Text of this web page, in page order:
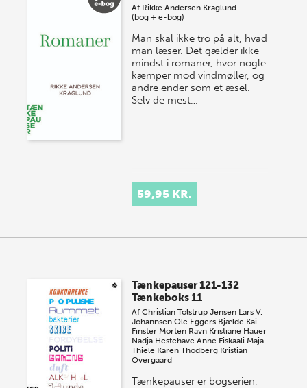
Af Rikke Andersen Kraglund
(bog + e-bog)
Man skal ikke tro på alt, hvad
man læser. Det gælder ikke
mindst i romaner, hvor nogle
kæmper mod vindmøller, og
andre ender som et æsel.
Selv de mest…
59,95 KR.
Tænkepauser 121-132
Tænkeboks 11
AfChristian Tolstrup Jensen Lars V.
Johannsen Ole Eggers Bjælde Kai
Finster Morten Ravn Kristiane Hauer
Nadja Hestehave Anne Fiskaali Maja
Thiele Karen Thodberg Kristian
Overgaard
Tænkepauser er bogserien,